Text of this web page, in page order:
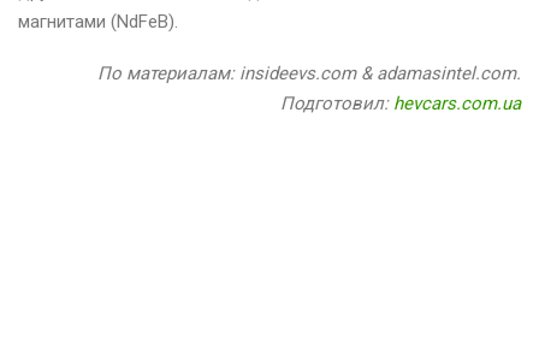
магнитами (NdFeB).
По материалам: insideevs.com & adamasintel.com.
Подготовил: hevcars.com.ua